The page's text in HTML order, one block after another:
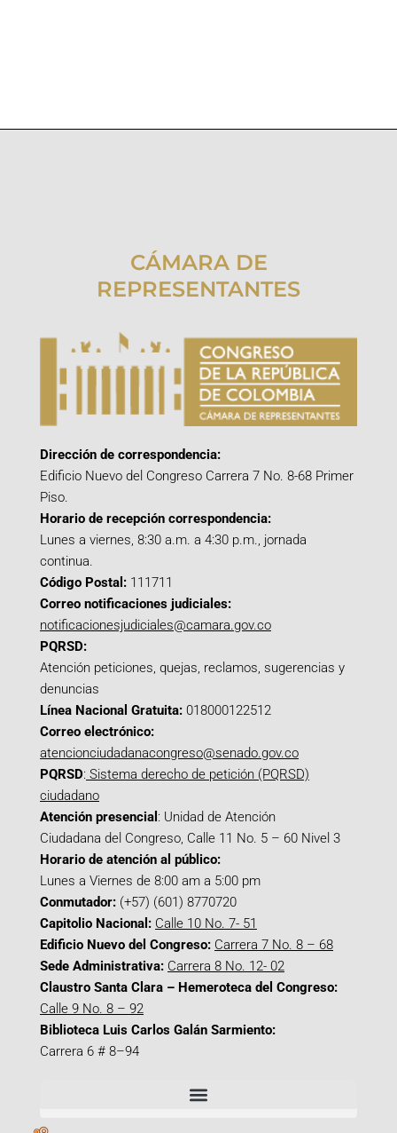
CÁMARA DE
REPRESENTANTES
Dirección de correspondencia:
Edificio Nuevo del Congreso Carrera 7 No. 8-68 Primer
Piso.
Horario de recepción correspondencia:
Lunes a viernes, 8:30 a.m. a 4:30 p.m., jornada
continua.
Código Postal: 111711
Correo notificaciones judiciales:
notificacionesjudiciales@camara.gov.co
PQRSD:
Atención peticiones, quejas, reclamos, sugerencias y
denuncias
Línea Nacional Gratuita: 018000122512
Correo electrónico:
atencionciudadanacongreso@senado.gov.co
PQRSD: Sistema derecho de petición (PQRSD)
ciudadano
Atención presencial : Unidad de Atención
Ciudadana del Congreso, Calle 11 No. 5 – 60 Nivel 3
Horario de atención al público:
Lunes a Viernes de 8:00 am a 5:00 pm
Conmutador: (+57) (601) 8770720
Capitolio Nacional: Calle 10 No. 7- 51
Edificio Nuevo del Congreso: Carrera 7 No. 8 – 68
Sede Administrativa: Carrera 8 No. 12- 02
Claustro Santa Clara – Hemeroteca del Congreso:
Calle 9 No. 8 – 92
Biblioteca Luis Carlos Galán Sarmiento:
Carrera 6 # 8–94